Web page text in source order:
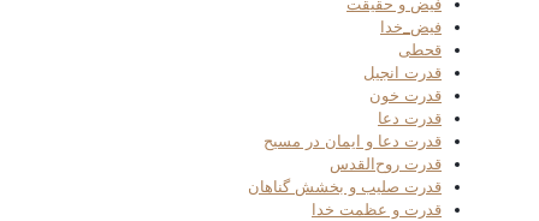
فیض و حقیقت
فیض_خدا
قحطی
قدرت انجیل
قدرت خون
قدرت دعا
قدرت دعا و ایمان در مسیح
قدرت روح‌القدس
قدرت صلیب و بخشش گناهان
قدرت و عظمت خدا